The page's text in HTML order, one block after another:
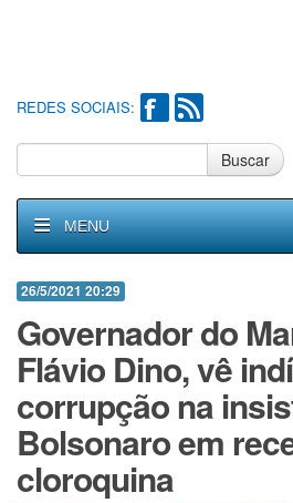
REDES SOCIAIS:
Buscar
MENU
26/5/2021 20:29
Governador do
Flávio Dino, vê
corrupção na
Bolsonaro em
cloroquina